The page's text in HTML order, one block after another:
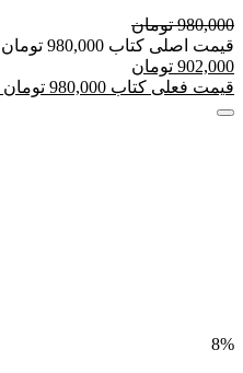
980,000 تومان
قیمت اصلی کتاب 980,000 تومان بود
902,000 تومان
قیمت فعلی کتاب 980,000 تومان است
8%